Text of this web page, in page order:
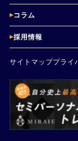
コラム
採用情報
サイトマッププライ